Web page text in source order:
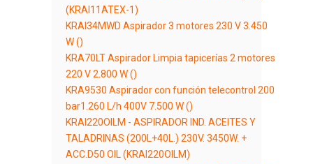
(KRAI11ATEX-1)
KRAI34MWD Aspirador 3 motores 230 V 3.450
W ()
KRA70LT Aspirador Limpia tapicerías 2 motores
220 V 2.800 W ()
KRA9530 Aspirador con función telecontrol 200
bar1.260 L/h 400V 7.500 W ()
KRAI220OILM - ASPIRADOR IND. ACEITES Y
TALADRINAS (200L+40L.) 230V. 3450W. +
ACC.D50 OIL (KRAI220OILM)